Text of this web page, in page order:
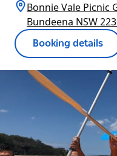
Bonnie Vale Picnic
Bundeena NSW
Booking details